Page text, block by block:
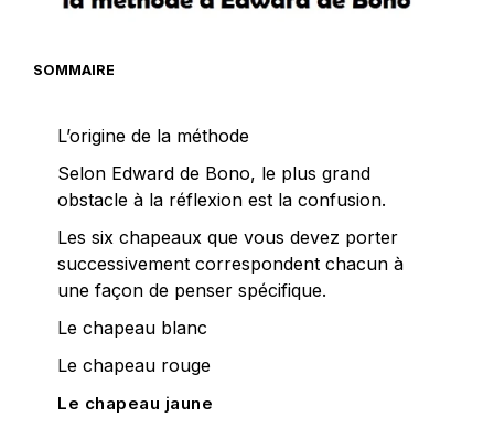
SOMMAIRE
L’origine de la méthode
Selon Edward de Bono, le plus grand
obstacle à la réflexion est la confusion.
Les six chapeaux que vous devez porter
successivement correspondent chacun à
une façon de penser spécifique.
Le chapeau blanc
Le chapeau rouge
Le chapeau jaune